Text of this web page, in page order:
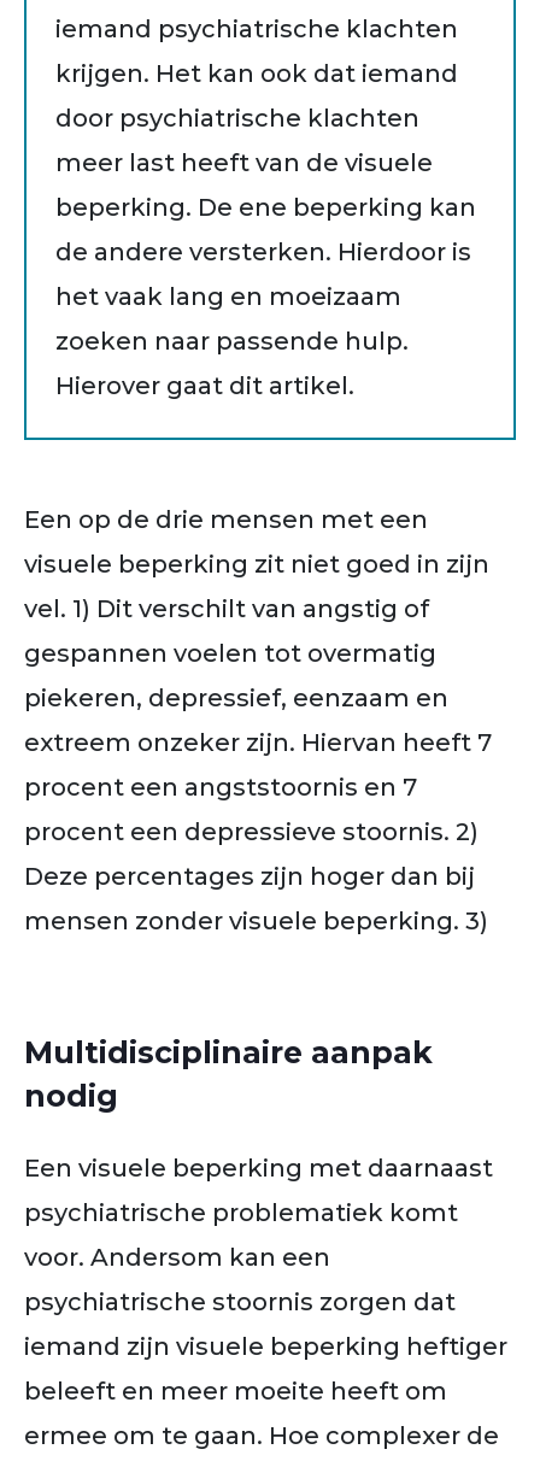
iemand psychiatrische klachten
krijgen. Het kan ook dat iemand
door psychiatrische klachten
meer last heeft van de visuele
beperking. De ene beperking kan
de andere versterken. Hierdoor is
het vaak lang en moeizaam
zoeken naar passende hulp.
Hierover gaat dit artikel.
Een op de drie mensen met een
visuele beperking zit niet goed in zijn
vel. 1) Dit verschilt van angstig of
gespannen voelen tot overmatig
piekeren, depressief, eenzaam en
extreem onzeker zijn. Hiervan heeft 7
procent een angststoornis en 7
procent een depressieve stoornis. 2)
Deze percentages zijn hoger dan bij
mensen zonder visuele beperking. 3)
Multidisciplinaire aanpak
nodig
Een visuele beperking met daarnaast
psychiatrische problematiek komt
voor. Andersom kan een
psychiatrische stoornis zorgen dat
iemand zijn visuele beperking heftiger
beleeft en meer moeite heeft om
ermee om te gaan. Hoe complexer de